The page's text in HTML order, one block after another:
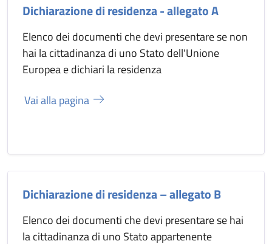
Dichiarazione di residenza - allegato A
Elenco dei documenti che devi presentare se non
hai la cittadinanza di uno Stato dell'Unione
Europea e dichiari la residenza
Vai alla pagina
Dichiarazione di residenza – allegato B
Elenco dei documenti che devi presentare se hai
la cittadinanza di uno Stato appartenente